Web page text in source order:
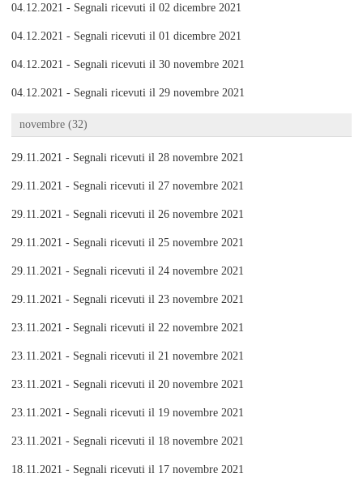
04.12.2021 - Segnali ricevuti il 02 dicembre 2021
04.12.2021 - Segnali ricevuti il 01 dicembre 2021
04.12.2021 - Segnali ricevuti il 30 novembre 2021
04.12.2021 - Segnali ricevuti il 29 novembre 2021
novembre (32)
29.11.2021 - Segnali ricevuti il 28 novembre 2021
29.11.2021 - Segnali ricevuti il 27 novembre 2021
29.11.2021 - Segnali ricevuti il 26 novembre 2021
29.11.2021 - Segnali ricevuti il 25 novembre 2021
29.11.2021 - Segnali ricevuti il 24 novembre 2021
29.11.2021 - Segnali ricevuti il 23 novembre 2021
23.11.2021 - Segnali ricevuti il 22 novembre 2021
23.11.2021 - Segnali ricevuti il 21 novembre 2021
23.11.2021 - Segnali ricevuti il 20 novembre 2021
23.11.2021 - Segnali ricevuti il 19 novembre 2021
23.11.2021 - Segnali ricevuti il 18 novembre 2021
18.11.2021 - Segnali ricevuti il 17 novembre 2021